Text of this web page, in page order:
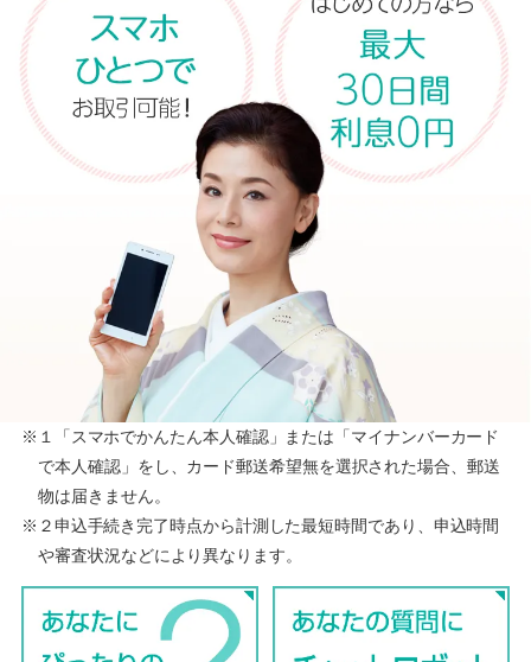
※１「スマホでかんたん本人確認」または「マイナンバーカード
で本人確認」をし、カード郵送希望無を選択された場合、郵送
物は届きません。
※２申込手続き完了時点から計測した最短時間であり、申込時間
や審査状況などにより異なります。